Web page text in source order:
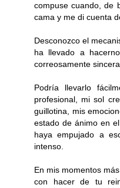
compuse cuando, de
cama y me di cuenta
Desconozco el
ha llevado a
correosamente
Podría llevarlo
profesional, mi sol
guillotina, mis
estado de ánimo en
haya empujado a
intenso.
En mis momentos
con hacer de tu